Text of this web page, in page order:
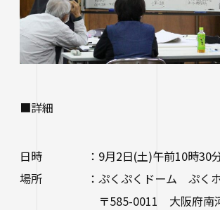
■詳細
日時 ：9月2日(土)午前10時30分
場所 ：ぷくぷくドーム ぷくホ
〒585-0011 大阪府南河内